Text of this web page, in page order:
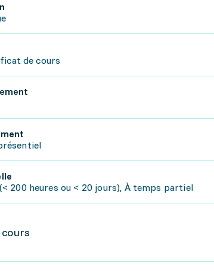
de cours
200 heures ou < 20 jours), À temps partiel